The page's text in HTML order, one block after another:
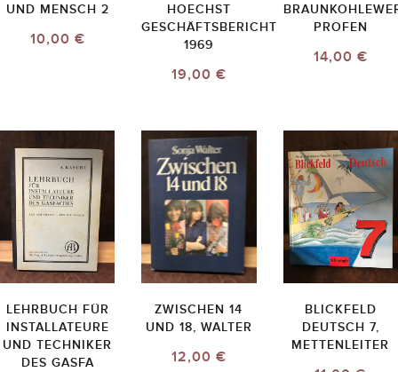
UND MENSCH 2
10,00 €
HOECHST
GESCHÄFTSBERICHT
1969
19,00 €
PROFEN
14,00 €
LEHRBUCH FÜR
INSTALLATEURE
UND TECHNIKER
DES GASFA
ZWISCHEN 14
UND 18, WALTER
12,00 €
BLICKFELD
DEUTSCH 7,
METTENLEITER